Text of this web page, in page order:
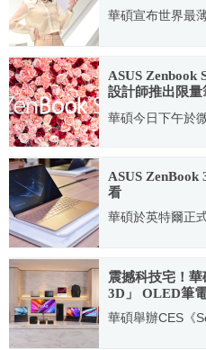
華碩宣布世界最
2020.06.22
ASUS Zenbook
設計師推出限
華碩今日下午於
2018.08.24
ASUS ZenBook
看
華碩於英特爾正
2016.09.01
震撼科技宅！
3D」 OLED筆
華碩舉辦CES《